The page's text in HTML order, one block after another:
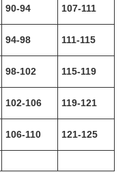
90-94 107-111
94-98 111-115
98-102 115-119
102-106 119-121
106-110 121-125